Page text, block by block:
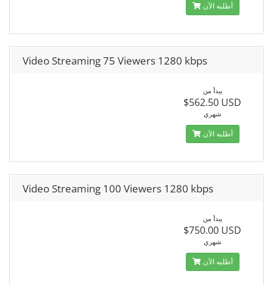
أطلبه الآن
Video Streaming 75 Viewers 1280 kbps
يبدأ من
$562.50 USD
شهري
أطلبه الآن
Video Streaming 100 Viewers 1280 kbps
يبدأ من
$750.00 USD
شهري
أطلبه الآن